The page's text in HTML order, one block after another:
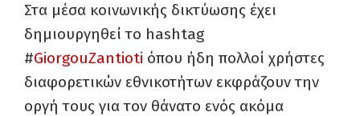
Στα μέσα κοινωνικής δικτύωσης έχει
δημιουργηθεί το hashtag
#GiorgouZantioti όπου ήδη πολλοί χρήστες
διαφορετικών εθνικοτήτων εκφράζουν την
οργή τους για τον θάνατο ενός ακόμα